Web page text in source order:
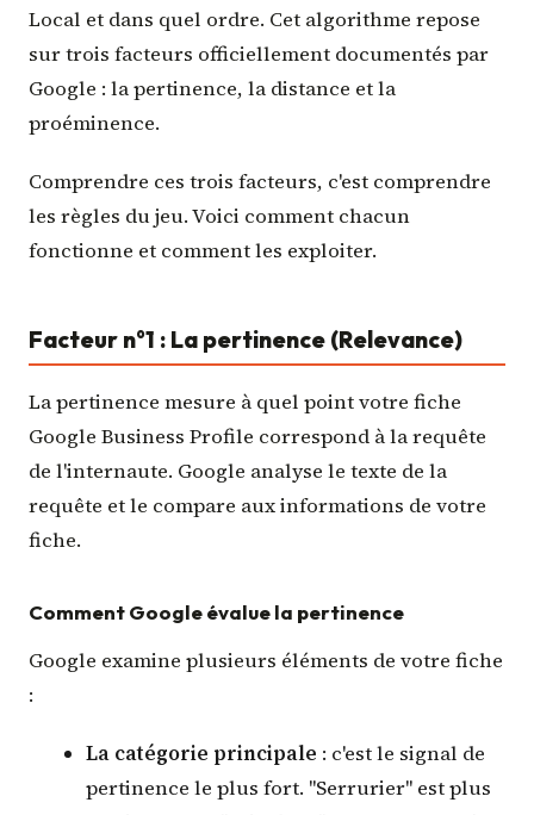
Local et dans quel ordre. Cet algorithme repose
sur trois facteurs officiellement documentés par
Google : la pertinence, la distance et la
proéminence.
Comprendre ces trois facteurs, c'est comprendre
les règles du jeu. Voici comment chacun
fonctionne et comment les exploiter.
Facteur n°1 : La pertinence (Relevance)
La pertinence mesure à quel point votre fiche
Google Business Profile correspond à la requête
de l'internaute. Google analyse le texte de la
requête et le compare aux informations de votre
fiche.
Comment Google évalue la pertinence
Google examine plusieurs éléments de votre fiche
:
La catégorie principale : c'est le signal de
pertinence le plus fort. "Serrurier" est plus